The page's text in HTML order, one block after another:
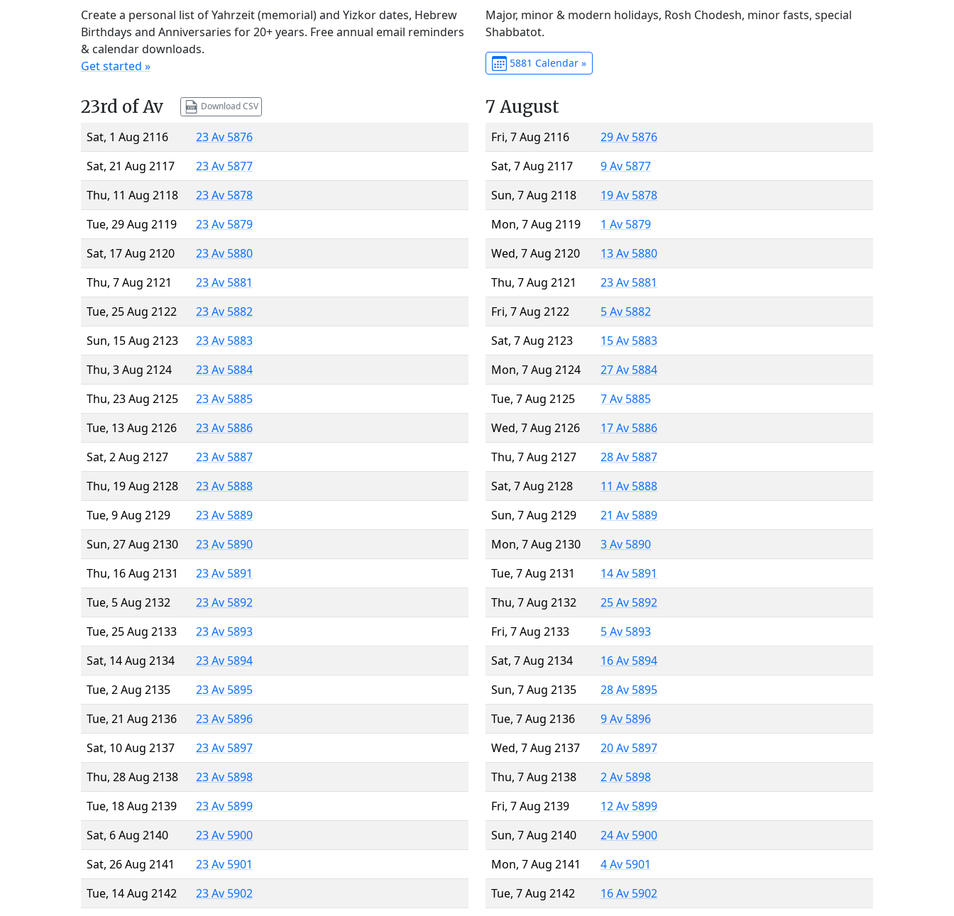
Create a personal list of Yahrzeit (memorial) and Yizkor dates, Hebrew
Birthdays and Anniversaries for 20+ years. Free annual email reminders
& calendar downloads.
Get started »
Major, minor & modern holidays, Rosh Chodesh, minor fasts, special
Shabbatot.
5881 Calendar »
23rd of Av Download CSV
Sat, 1 Aug 2116
23 Av 5876
Sat, 21 Aug 2117
23 Av 5877
Thu, 11 Aug 2118
23 Av 5878
Tue, 29 Aug 2119
23 Av 5879
Sat, 17 Aug 2120
23 Av 5880
Thu, 7 Aug 2121
23 Av 5881
Tue, 25 Aug 2122
23 Av 5882
Sun, 15 Aug 2123
23 Av 5883
Thu, 3 Aug 2124
23 Av 5884
Thu, 23 Aug 2125
23 Av 5885
Tue, 13 Aug 2126
23 Av 5886
Sat, 2 Aug 2127
23 Av 5887
Thu, 19 Aug 2128
23 Av 5888
Tue, 9 Aug 2129
23 Av 5889
Sun, 27 Aug 2130
23 Av 5890
Thu, 16 Aug 2131
23 Av 5891
Tue, 5 Aug 2132
23 Av 5892
Tue, 25 Aug 2133
23 Av 5893
Sat, 14 Aug 2134
23 Av 5894
Tue, 2 Aug 2135
23 Av 5895
Tue, 21 Aug 2136
23 Av 5896
Sat, 10 Aug 2137
23 Av 5897
Thu, 28 Aug 2138
23 Av 5898
Tue, 18 Aug 2139
23 Av 5899
Sat, 6 Aug 2140
23 Av 5900
Sat, 26 Aug 2141
23 Av 5901
Tue, 14 Aug 2142
23 Av 5902
7 August
Fri, 7 Aug 2116
29 Av 5876
Sat, 7 Aug 2117
9 Av 5877
Sun, 7 Aug 2118
19 Av 5878
Mon, 7 Aug 2119
1 Av 5879
Wed, 7 Aug 2120
13 Av 5880
Thu, 7 Aug 2121
23 Av 5881
Fri, 7 Aug 2122
5 Av 5882
Sat, 7 Aug 2123
15 Av 5883
Mon, 7 Aug 2124
27 Av 5884
Tue, 7 Aug 2125
7 Av 5885
Wed, 7 Aug 2126
17 Av 5886
Thu, 7 Aug 2127
28 Av 5887
Sat, 7 Aug 2128
11 Av 5888
Sun, 7 Aug 2129
21 Av 5889
Mon, 7 Aug 2130
3 Av 5890
Tue, 7 Aug 2131
14 Av 5891
Thu, 7 Aug 2132
25 Av 5892
Fri, 7 Aug 2133
5 Av 5893
Sat, 7 Aug 2134
16 Av 5894
Sun, 7 Aug 2135
28 Av 5895
Tue, 7 Aug 2136
9 Av 5896
Wed, 7 Aug 2137
20 Av 5897
Thu, 7 Aug 2138
2 Av 5898
Fri, 7 Aug 2139
12 Av 5899
Sun, 7 Aug 2140
24 Av 5900
Mon, 7 Aug 2141
4 Av 5901
Tue, 7 Aug 2142
16 Av 5902